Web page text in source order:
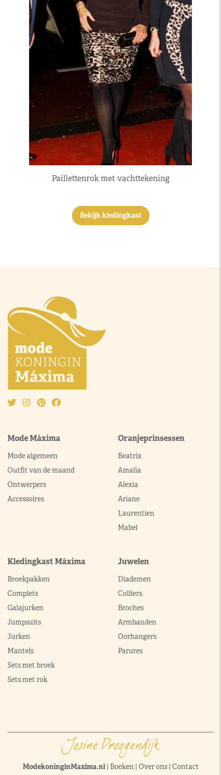
Paillettenrok met vachttekening
Bekijk kledingkast
Mode Máxima
Mode algemeen
Outfit van de maand
Ontwerpers
Accessoires
Oranjeprinsessen
Beatrix
Amalia
Alexia
Ariane
Laurentien
Mabel
Kledingkast Máxima
Broekpakken
Complets
Galajurken
Jumpsuits
Jurken
Mantels
Sets met broek
Sets met rok
Juwelen
Diademen
Colliers
Broches
Armbanden
Oorhangers
Parures
ModekoninginMaxima.nl| Boeken| Over ons| Contact